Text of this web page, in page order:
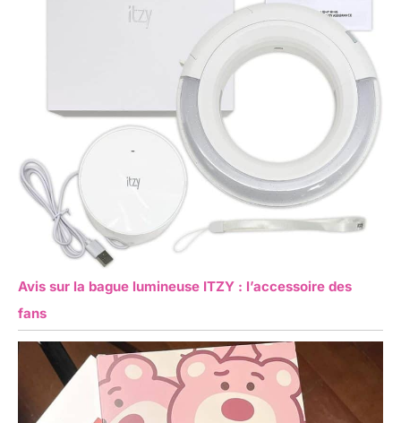
Avis sur la bague lumineuse ITZY : l’accessoire des
fans